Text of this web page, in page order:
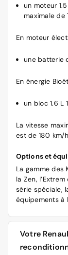
un moteur
maximale de
En moteur
une batterie
En énergie
un bloc 1.6 L
La vitesse
est de 180 km/
Options et
La gamme des
la Zen,
série spéciale,
équipements
Votre